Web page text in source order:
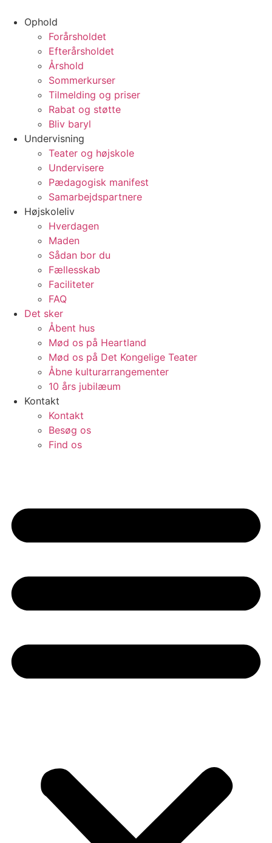
Ophold
Forårsholdet
Efterårsholdet
Årshold
Sommerkurser
Tilmelding og priser
Rabat og støtte
Bliv baryl
Undervisning
Teater og højskole
Undervisere
Pædagogisk manifest
Samarbejdspartnere
Højskoleliv
Hverdagen
Maden
Sådan bor du
Fællesskab
Faciliteter
FAQ
Det sker
Åbent hus
Mød os på Heartland
Mød os på Det Kongelige Teater
Åbne kulturarrangementer
10 års jubilæum
Kontakt
Kontakt
Besøg os
Find os